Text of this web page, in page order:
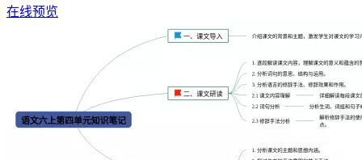
在线预览